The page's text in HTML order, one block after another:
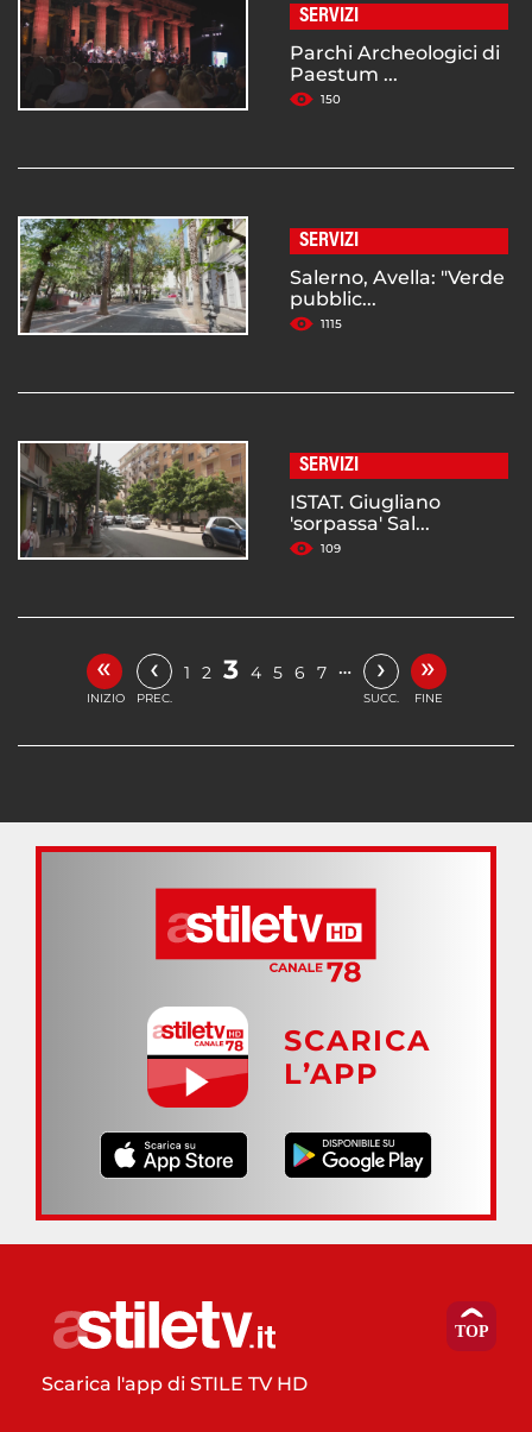
SERVIZI
Parchi Archeologici di
Paestum ...
150
SERVIZI
Salerno, Avella: "Verde
pubblic...
1115
SERVIZI
ISTAT. Giugliano
'sorpassa' Sal...
109
«
INIZIO
‹
PREC.
1 2 3 4 5 6 7 … ›
SUCC.
»
FINE
SCARICA
L’APP
Scarica l'app di STILE TV HD